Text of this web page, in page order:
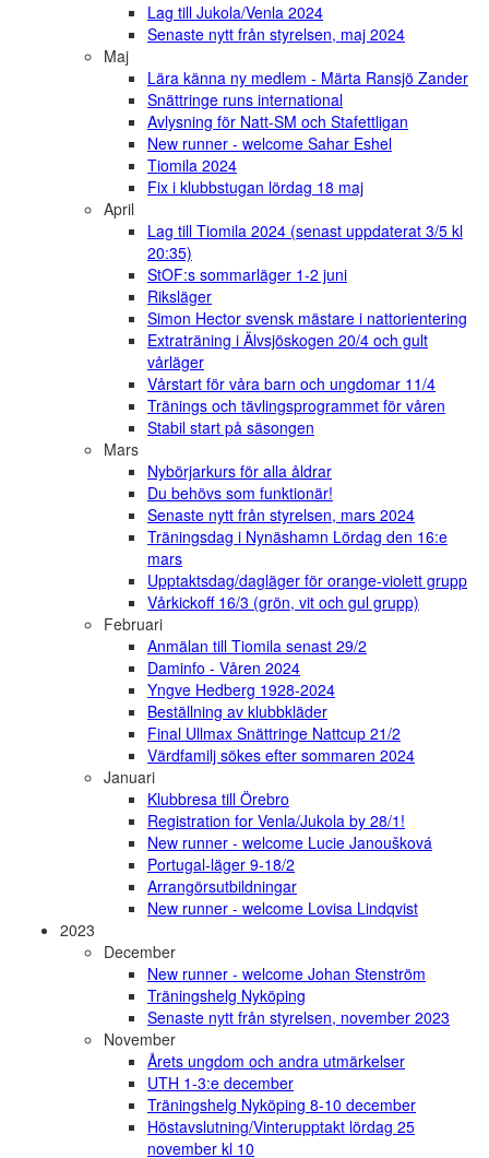
Lag till Jukola/Venla 2024
Senaste nytt från styrelsen, maj 2024
Maj
Lära känna ny medlem - Märta Ransjö Zander
Snättringe runs international
Avlysning för Natt-SM och Stafettligan
New runner - welcome Sahar Eshel
Tiomila 2024
Fix i klubbstugan lördag 18 maj
April
Lag till Tiomila 2024 (senast uppdaterat 3/5 kl
20:35)
StOF:s sommarläger 1-2 juni
Riksläger
Simon Hector svensk mästare i nattorientering
Extraträning i Älvsjöskogen 20/4 och gult
vårläger
Vårstart för våra barn och ungdomar 11/4
Tränings och tävlingsprogrammet för våren
Stabil start på säsongen
Mars
Nybörjarkurs för alla åldrar
Du behövs som funktionär!
Senaste nytt från styrelsen, mars 2024
Träningsdag i Nynäshamn Lördag den 16:e
mars
Upptaktsdag/dagläger för orange-violett grupp
Vårkickoff 16/3 (grön, vit och gul grupp)
Februari
Anmälan till Tiomila senast 29/2
Daminfo - Våren 2024
Yngve Hedberg 1928-2024
Beställning av klubbkläder
Final Ullmax Snättringe Nattcup 21/2
Värdfamilj sökes efter sommaren 2024
Januari
Klubbresa till Örebro
Registration for Venla/Jukola by 28/1!
New runner - welcome Lucie Janoušková
Portugal-läger 9-18/2
Arrangörsutbildningar
New runner - welcome Lovisa Lindqvist
2023
December
New runner - welcome Johan Stenström
Träningshelg Nyköping
Senaste nytt från styrelsen, november 2023
November
Årets ungdom och andra utmärkelser
UTH 1-3:e december
Träningshelg Nyköping 8-10 december
Höstavslutning/Vinterupptakt lördag 25
november kl 10